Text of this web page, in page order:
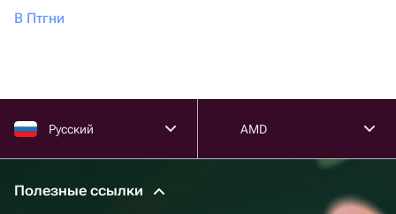
В Птгни
Русский AMD
Полезные ссылки